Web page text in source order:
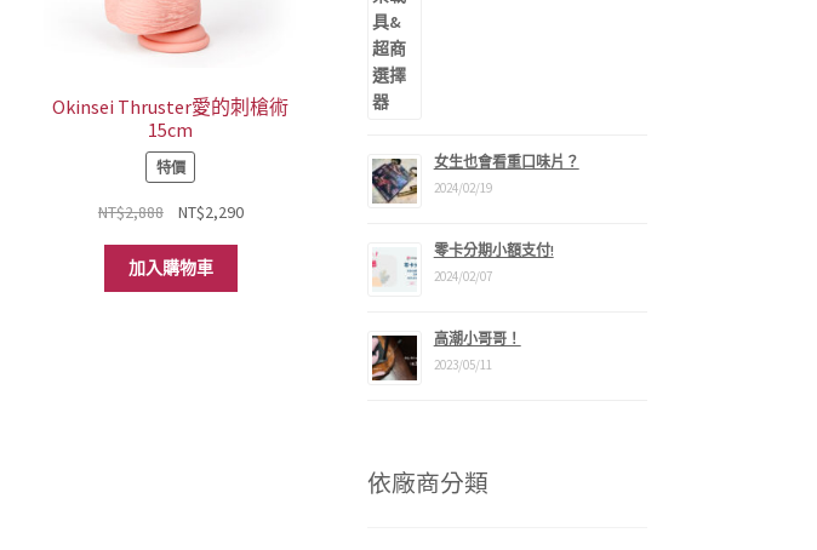
Okinsei Thruster愛的刺槍術
15cm
特價
NT$2,888
原
價
格：
NT$2,290目
加入購物車
女生也會看重口味片？
2024/02/19
零卡分期小額支付!
2024/02/07
高潮小哥哥！
2023/05/11
依廠商分類